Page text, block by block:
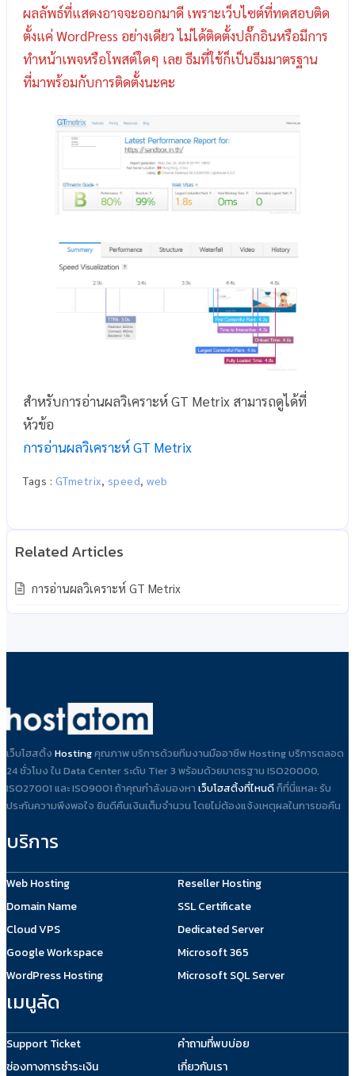
ผลลัพธ์ที่แสดงอาจจะออกมาดี เพราะเว็บไซต์ที่ทดสอบติด
ตั้งแค่ WordPress อย่างเดียว ไม่ได้ติดตั้งปลั๊กอินหรือมีการ
ทำหน้าเพจหรือโพสต์ใดๆ เลย ธีมที่ใช้ก็เป็นธีมมาตรฐาน
ที่มาพร้อมกับการติดตั้งนะคะ
สำหรับการอ่านผลวิเคราะห์ GT Metrix สามารถดูได้ที่
หัวข้อ
การอ่านผลวิเคราะห์ GT Metrix
Tags : GTmetrix, speed, web
การอ่านผลวิเคราะห์ GT Metrix
เว็บโฮสติ้ง Hostingคุณภาพ บริการด้วยทีมงานมืออาชีพ Hosting บริการตลอด
24 ชั่วโมง ใน Data Center ระดับ Tier 3 พร้อมด้วยมาตรฐาน ISO20000,
ISO27001 และ ISO9001 ถ้าคุณกำลังมองหา เว็บโฮสติ้งที่ไหนดีก็ที่นี่แหละ รับ
ประกันความพึงพอใจ ยินดีคืนเงินเต็มจำนวน โดยไม่ต้องแจ้งเหตุผลในการขอคืน
บริการ
Web Hosting
Domain Name
Cloud VPS
Google Workspace
WordPress Hosting
Reseller Hosting
SSL Certificate
Dedicated Server
Microsoft 365
Microsoft SQL Server
เมนูลัด
Support Ticket
ช่องทางการชำระเงิน
คำถามที่พบบ่อย
เกี่ยวกับเรา